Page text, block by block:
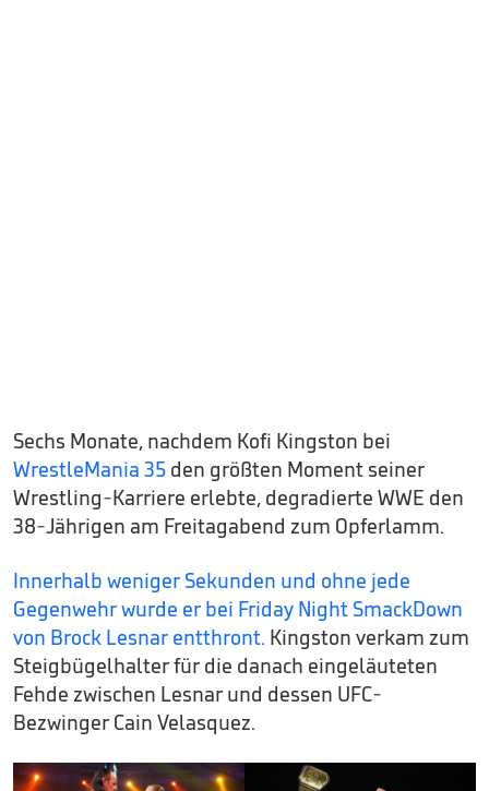
Sechs Monate, nachdem Kofi Kingston bei
WrestleMania 35 den größten Moment seiner
Wrestling-Karriere erlebte, degradierte WWE den
38-Jährigen am Freitagabend zum Opferlamm.
Innerhalb weniger Sekunden und ohne jede
Gegenwehr wurde er bei Friday Night SmackDown
von Brock Lesnar entthront. Kingston verkam zum
Steigbügelhalter für die danach eingeläuteten
Fehde zwischen Lesnar und dessen UFC-
Bezwinger Cain Velasquez.